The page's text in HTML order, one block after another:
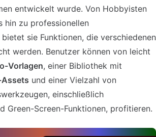
entwickelt wurde. Von Hobbyisten
hin zu professionellen
sie Funktionen, die verschiedenen
werden. Benutzer können von leicht
Vorlagen, einer Bibliothek mit
und einer Vielzahl von
einschließlich
Green-Screen-Funktionen, profitieren.